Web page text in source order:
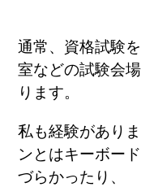
通常、資格試験
室などの試験会
ります。
私も経験があり
ンとはキーボー
づらかったり、